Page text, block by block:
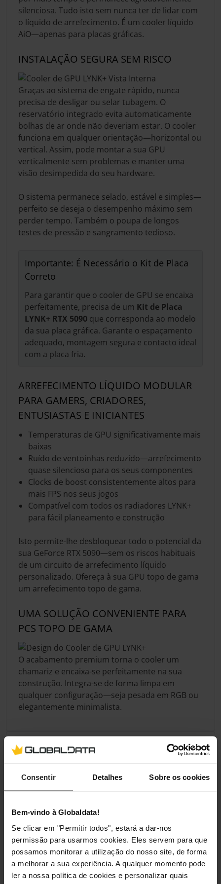
Consentir Detalhes Sobre os cookies
Bem-vindo à Globaldata!
Se clicar em "Permitir todos", estará a dar-nos
permissão para usarmos cookies. Eles servem para que
possamos monitorar a utilização do nosso site, de forma
a melhorar a sua experiência. A qualquer momento pode
ler a nossa política de cookies e personalizar quais
silenciosa. Tudo isto sem nunca ter de lidar com
o líquido de arrefecimento. É um cooler líquido
AiO—apenas para placas gráficas.
INSTALAÇÃO SEGURA SEM RISCO
Graças ao sistema de engate rápido, nunca
precisa de desligar ou selar tubagem. O
reservatório integrado evita automaticamente
bolhas de ar onde não deveriam estar. O cooler
funciona em qualquer orientação—horizontal ou
vertical. Assim, pode montar a sua GPU
verticalmente sem problemas e manter uma
visão desimpedida do seu hardware.
O sistema permanece selado, estável e simples—
perfeito se deseja o desempenho máximo sem
perder tempo. Também o poupa de longos
testes de pressão e sangramento tedioso.
Importante: É Necessário o Kit de Placa
Correto
Para garantir que o cooler de GPU se encaixa
perfeitamente, precisa de um Kit de Placa
LYNK+ RTX 5090 que corresponda ao modelo
da sua placa gráfica. Garante o espaçamento
adequado, montagem segura e contacto ideal
com a placa fria.
ARREFECIMENTO LÍQUIDO MODULAR
PARA GAMERS, CRIADORES,
ENTUSIASTAS E INICIANTES
Temperaturas de GPU significativamente mais
baixas
Ruído de ventoinhas reduzido—arrefecimento
quase silencioso para os seus componentes
Clocks de boost consistentemente altos para
mais FPS nos seus jogos
Compatível com todos os radiadores LYNK+
para fácil planeamento e construção
Isto permite-lhe desbloquear todo o potencial da
sua GeForce RTX 5090—sem os riscos habituais
de um circuito de arrefecimento líquido
personalizado. Ofereça à sua GPU topo de gama
um arrefecimento topo de gama.
UMA SOLUÇÃO CONVENIENTE PARA
PCS TOPO DE GAMA
O acabamento premium torna o cooler um
chamariz e encaixa-se perfeitamente na sua
construção. Integra-se de forma limpa em
qualquer configuração—seja pesada em RGB ou
elegantemente minimalista.
Especificação
Cor
Dimensões
Comprimento /
Profundidade
279 mm